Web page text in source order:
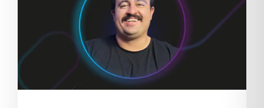
VENDAS
VENDAS B2B
VENDAS CONSULTIVAS
VENDAS CONSULTIVAS B2B